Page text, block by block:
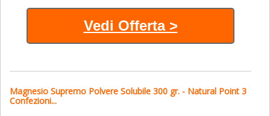
Vedi Offerta >
Magnesio Supremo Polvere Solubile 300 gr. - Natural Point 3
Confezioni...